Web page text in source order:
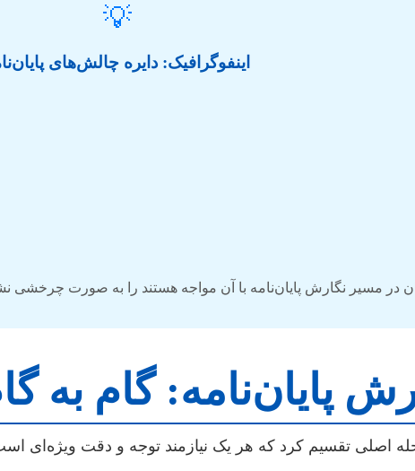
💡
اینفوگرافیک: دایره چالش‌های
در مسیر نگارش پایان‌نامه با آن مواجه هستند را به صورت چرخشی
پایان‌نامه: گام به
اصلی تقسیم کرد که هر یک نیازمند توجه و دقت ویژه‌ای